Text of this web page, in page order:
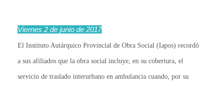
Viernes 2 de junio de 2017
El Instituto Autárquico Provincial de Obra Social (Iapos) recordó
a sus afiliados que la obra social incluye, en su cobertura, el
servicio de traslado interurbano en ambulancia cuando, por su